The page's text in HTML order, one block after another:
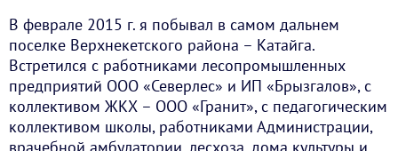
В феврале 2015 г. я побывал в самом дальнем
поселке Верхнекетского района – Катайга.
Встретился с работниками лесопромышленных
предприятий ООО «Северлес» и ИП «Брызгалов», с
коллективом ЖКХ – ООО «Гранит», с педагогическим
коллективом школы, работниками Администрации,